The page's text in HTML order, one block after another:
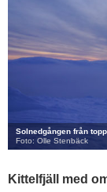
Solnedgången från
Foto: Olle Stenbäck
Kittelfjäll med